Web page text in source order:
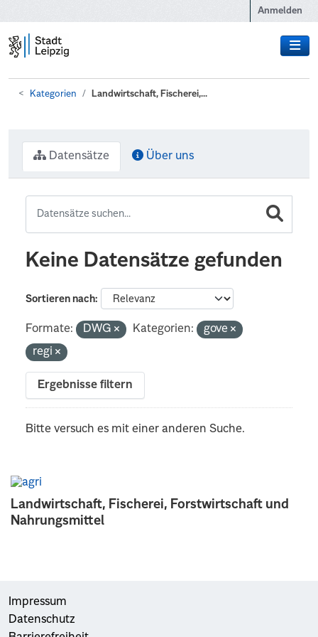
Anmelden
Kategorien Landwirtschaft, Fischerei,...
Landwirtschaft, Fischerei, Forstwirtschaft und
Nahrungsmittel
Datensätze Über uns
Keine Datensätze gefunden
Sortieren nach
Formate: DWG Kategorien:
gove
regi
Ergebnisse filtern
Bitte versuch es mit einer anderen Suche.
Impressum
Datenschutz